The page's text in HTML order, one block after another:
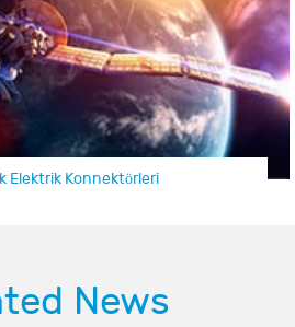
Elektrik Konnektörleri
News